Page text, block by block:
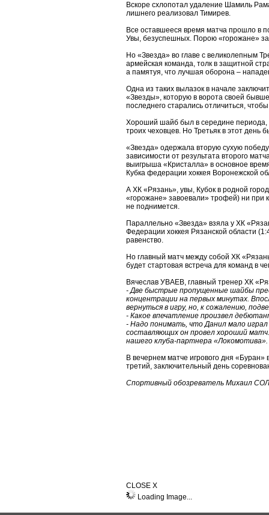
Вскоре схлопотал удаление Шамиль
лишнего реализовал Тимирев.
Все оставшееся время матча прошло в
Увы, безуспешных. Порою «горожане»
Но «Звезда» во главе с великолепным
армейская команда, толк в защитной
а памятуя, что лучшая оборона –
Одна из таких вылазок в начале
«Звезды», которую в ворота своей
последнего старались отличиться,
Хороший шайб был в середине периода,
троих чеховцев. Но Третьяк в этот день
«Звезда» одержала вторую сухую
зависимости от результата второго
выигрыша «Кристалла» в основное
Кубка федерации хоккея Воронежской
А ХК «Рязань», увы, Кубок в родной
«горожане» завоевали» трофей) ни при
не поднимется.
Параллельно «Звезда» взяла у ХК
Федерации хоккея Рязанской области
равенство.
Но главный матч между собой ХК
будет стартовая встреча для команд в
Вячеслав УВАЕВ, главный тренер ХК
- Две быстрые пропущенные шайбы
концентрации на первых минутах.
вернуться в игру, но, к сожалению,
- Какое впечатление произвел
- Надо понимать, что Данил мало
составляющих он провел хороший
нашего клуба-партнера «Локомотива».
В вечернем матче игрового дня
третий, заключительный день
Спортивный обозреватель Михаил
CLOSE X
Loading Image...